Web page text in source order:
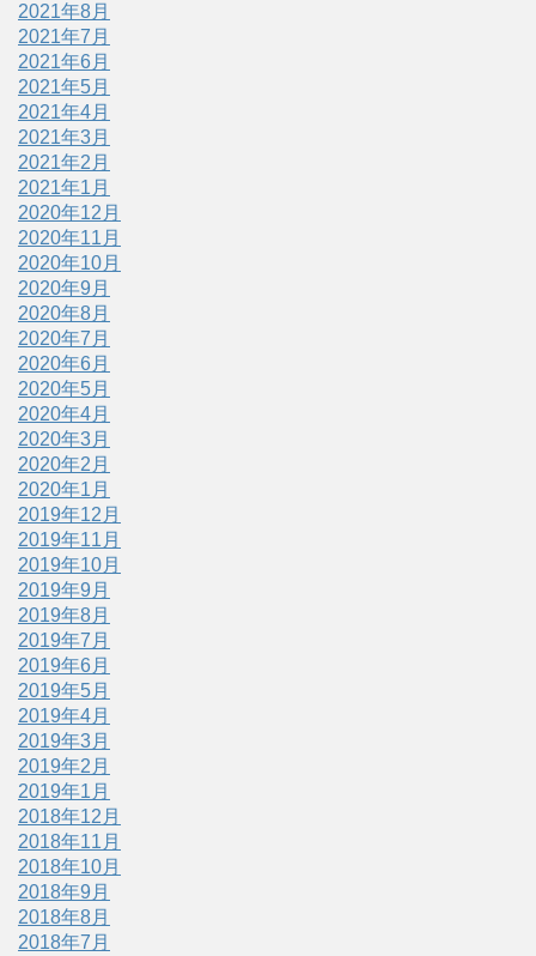
2021年8月
2021年7月
2021年6月
2021年5月
2021年4月
2021年3月
2021年2月
2021年1月
2020年12月
2020年11月
2020年10月
2020年9月
2020年8月
2020年7月
2020年6月
2020年5月
2020年4月
2020年3月
2020年2月
2020年1月
2019年12月
2019年11月
2019年10月
2019年9月
2019年8月
2019年7月
2019年6月
2019年5月
2019年4月
2019年3月
2019年2月
2019年1月
2018年12月
2018年11月
2018年10月
2018年9月
2018年8月
2018年7月